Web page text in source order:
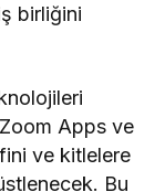
birliğini
Apps ve
ve kitlelere
Bu